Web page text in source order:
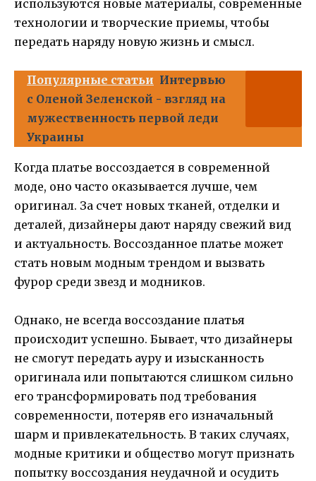
используются новые материалы, современные
технологии и творческие приемы, чтобы
передать наряду новую жизнь и смысл.
Популярные статьи Интервью
с Оленой Зеленской - взгляд на
мужественность первой леди
Украины
Когда платье воссоздается в современной
моде, оно часто оказывается лучше, чем
оригинал. За счет новых тканей, отделки и
деталей, дизайнеры дают наряду свежий вид
и актуальность. Воссозданное платье может
стать новым модным трендом и вызвать
фурор среди звезд и модников.
Однако, не всегда воссоздание платья
происходит успешно. Бывает, что дизайнеры
не смогут передать ауру и изысканность
оригинала или попытаются слишком сильно
его трансформировать под требования
современности, потеряв его изначальный
шарм и привлекательность. В таких случаях,
модные критики и общество могут признать
попытку воссоздания неудачной и осудить